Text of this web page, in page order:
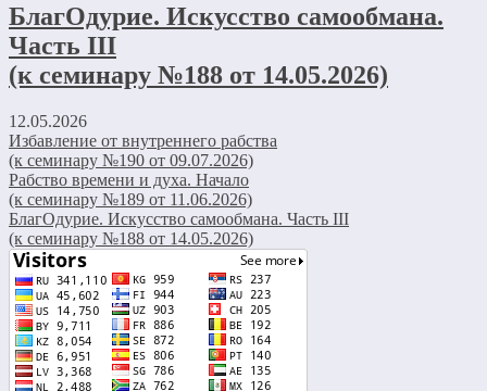
БлагОдурие. Искусство самообмана.
Часть III
(к семинару №188 от 14.05.2026)
12.05.2026
Избавление от внутреннего рабства
(к семинару №190 от 09.07.2026)
Рабство времени и духа. Начало
(к семинару №189 от 11.06.2026)
БлагОдурие. Искусство самообмана. Часть III
(к семинару №188 от 14.05.2026)